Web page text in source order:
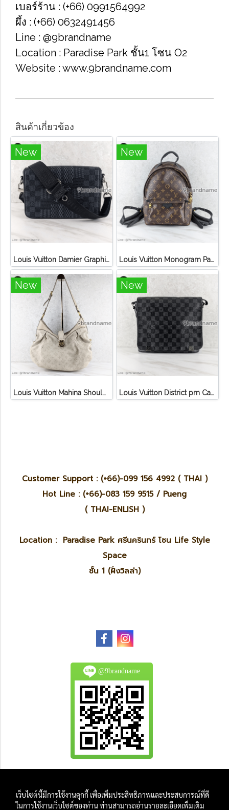
เบอร์ร้าน : (+66) 0991564992
ผึ้ง : (+66) 0632491456
Line : @9brandname
Location : Paradise Park​ ชั้น1​ โซน​ O2​
Website : www.9brandname.com
สินค้าเกี่ยวข้อง
New
Louis Vuitton Damier Graphite 3D Canvas Studio Messenger
New
Louis Vuitton Monogram Palm Springs PM Backpack
New
Louis Vuitton Mahina Shoulder Bag
New
Louis Vuitton District pm Canvas Graphite
Customer Support : (+66)-099 156 4992 ( THAI )
Hot Line : (+66)-083 159 9515 / Pueng
( THAI-ENLISH )
Location : Paradise Park ศรีนครินทร์ โซน Life Style
Space
ชั้น 1 (ฝั่งวิลล่า)
@9brandname
And
เว็บไซต์นี้มีการใช้งานคุกกี้ เพื่อเพิ่มประสิทธิภาพและประสบการณ์ที่ดี
ในการใช้งานเว็บไซต์ของท่าน ท่านสามารถอ่านรายละเอียดเพิ่มเติม